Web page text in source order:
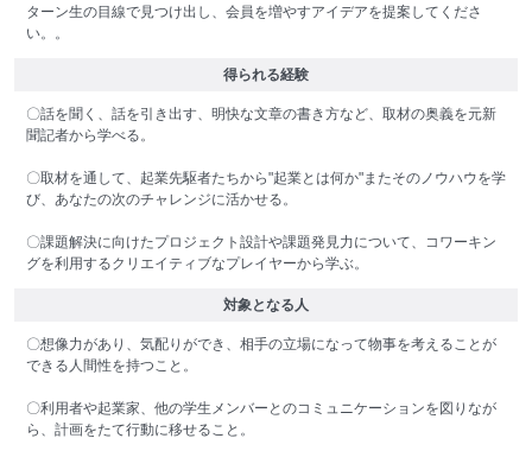
ターン生の目線で見つけ出し、会員を増やすアイデアを提案してくださ
い。。
得られる経験
〇話を聞く、話を引き出す、明快な文章の書き方など、取材の奥義を元新
聞記者から学べる。
〇取材を通して、起業先駆者たちから"起業とは何か"またそのノウハウを学
び、あなたの次のチャレンジに活かせる。
〇課題解決に向けたプロジェクト設計や課題発見力について、コワーキン
グを利用するクリエイティブなプレイヤーから学ぶ。
対象となる人
〇想像力があり、気配りができ、相手の立場になって物事を考えることが
できる人間性を持つこと。
〇利用者や起業家、他の学生メンバーとのコミュニケーションを図りなが
ら、計画をたて行動に移せること。